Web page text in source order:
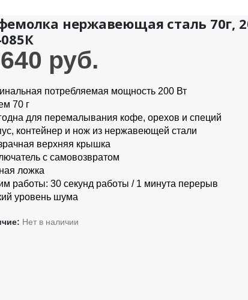
нержавеющая сталь 70г,
руб.
потребляемая мощность 200 Вт
70 г
для перемалывания кофе, орехов и специй
контейнер и нож из нержавеющей стали
верхняя крышка
с самовозвратом
ложка
работы: 30 секунд работы / 1 минута перерыв
уровень шума
Нет в наличии